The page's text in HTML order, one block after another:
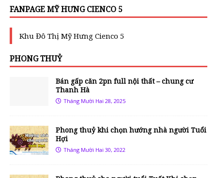
FANPAGE MỸ HƯNG CIENCO 5
Khu Đô Thị Mỹ Hưng Cienco 5
PHONG THUỶ
Bán gấp căn 2pn full nội thất – chung cư
Thanh Hà
Tháng Mười Hai 28, 2025
Phong thuỷ khi chọn hướng nhà người Tuổi
Hợi
Tháng Mười Hai 30, 2022